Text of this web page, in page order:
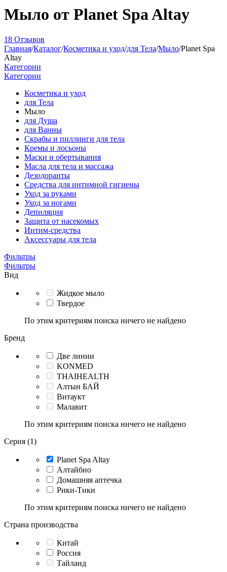
Мыло от Planet Spa Altay
18 Отзывов
Главная/Каталог/Косметика и уход/для Тела/Мыло/Planet Spa
Altay
Категории
Категории
Косметика и уход
для Тела
Мыло
для Душа
для Ванны
Скрабы и пиллинги для тела
Кремы и лосьоны
Маски и обертывания
Масла для тела и массажа
Дезодоранты
Средства для интимной гигиены
Уход за руками
Уход за ногами
Депиляция
Защита от насекомых
Интим-средства
Аксессуары для тела
Фильтры
Фильтры
Вид
Жидкое мыло
Твердое
По этим критериям поиска ничего не найдено
Бренд
Две линии
KONMED
THAIHEALTH
Алтын БАЙ
Витаукт
Малавит
По этим критериям поиска ничего не найдено
Серия (1)
Planet Spa Altay
Алтайбио
Домашняя аптечка
Рики-Тики
По этим критериям поиска ничего не найдено
Страна производства
Китай
Россия
Тайланд